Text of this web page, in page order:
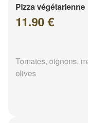
Pizza végétarienne
11.90 €
Tomates, oignons,
olives